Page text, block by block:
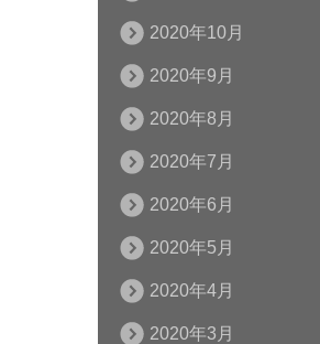
2020年10月
2020年9月
2020年8月
2020年7月
2020年6月
2020年5月
2020年4月
2020年3月